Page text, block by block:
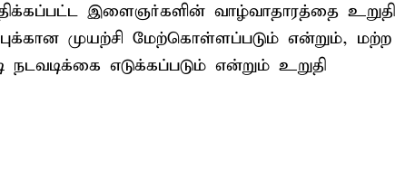
இளைஞர்களின் வாழ்வாதாரத்தை உறுதி
முயற்சி மேற்கொள்ளப்படும் என்றும், மற்ற
எடுக்கப்படும் என்றும் உறுதி